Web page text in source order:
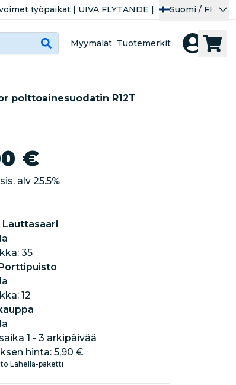
työpaikat | UIVA FLYTANDE | Suomi / FI
Myymälät Tuotemerkit
polttoainesuodatin R12T
€
alv 25.5%
Lauttasaari
35
12
1 - 3 arkipäivää
hinta: 5,90 €
Lähellä-paketti